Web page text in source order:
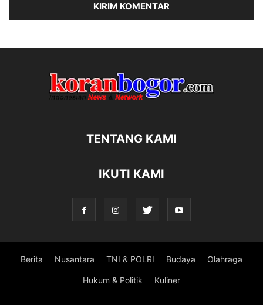
TENTANG KAMI
IKUTI KAMI
Berita Nusantara TNI & POLRI Budaya Olahraga
Hukum & Politik Kuliner